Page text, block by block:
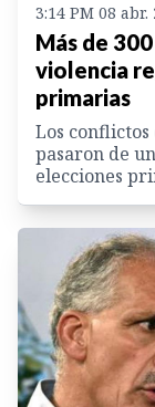
3:14 PM 08 abr.
Más de
violencia
primarias
Los
pasaron de
elecciones